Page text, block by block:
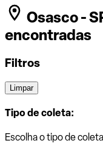
Osasco -
encontradas
Filtros
Limpar
Tipo de coleta:
Escolha o tipo de coleta